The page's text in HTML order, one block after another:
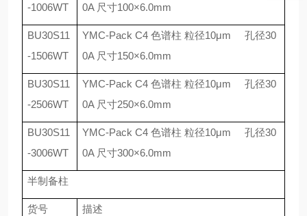
-1006WT
0A 尺寸100×6.0mm
BU30S11
-1506WT
YMC-Pack C4 色谱柱 粒径10μm 孔径30
0A 尺寸150×6.0mm
BU30S11
-2506WT
YMC-Pack C4 色谱柱 粒径10μm 孔径30
0A 尺寸250×6.0mm
BU30S11
-3006WT
YMC-Pack C4 色谱柱 粒径10μm 孔径30
0A 尺寸300×6.0mm
半制备柱
货号 描述